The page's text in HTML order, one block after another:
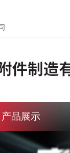
产品展示